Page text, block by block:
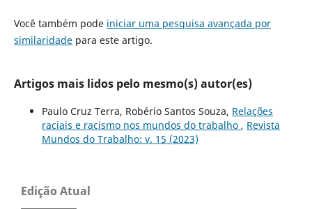
Você também pode iniciar uma pesquisa avançada por
similaridadepara este artigo.
Artigos mais lidos pelo mesmo(s) autor(es)
Paulo Cruz Terra, Robério Santos Souza, Relações
raciais e racismo nos mundos do trabalho , Revista
Mundos do Trabalho: v. 15 (2023)
Edição Atual